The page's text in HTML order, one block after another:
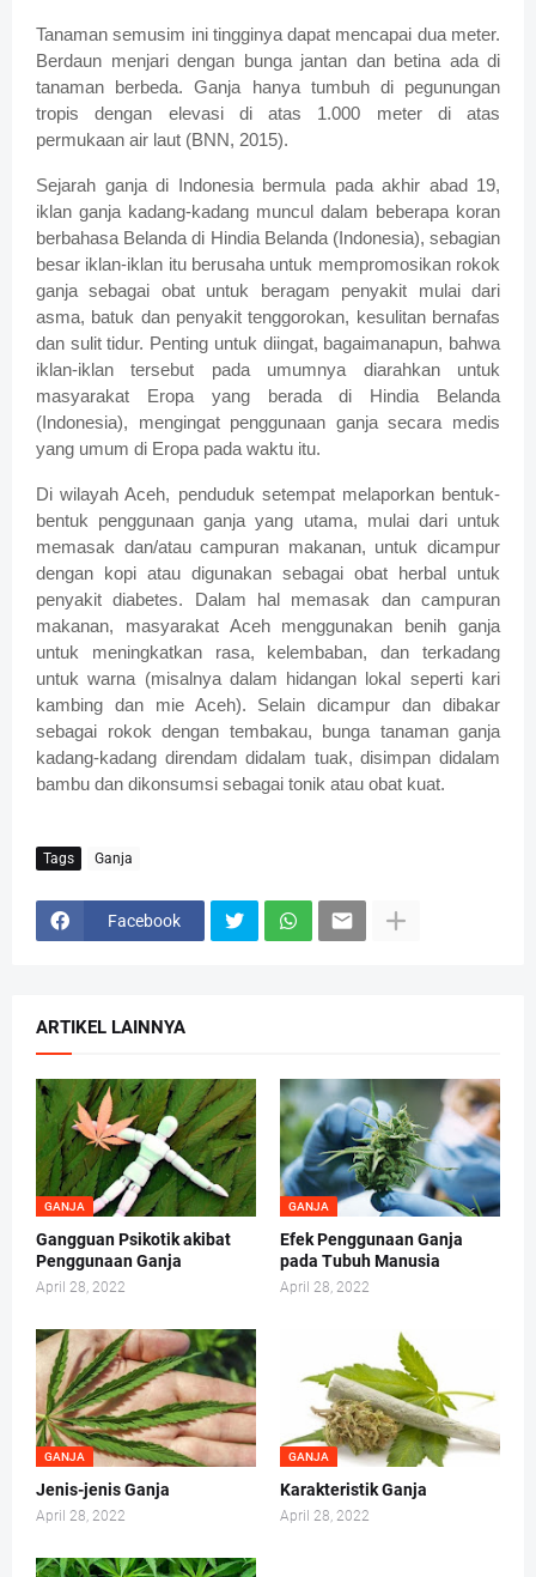
Tanaman semusim ini tingginya dapat mencapai dua meter.
Berdaun menjari dengan bunga jantan dan betina ada di
tanaman berbeda. Ganja hanya tumbuh di pegunungan
tropis dengan elevasi di atas 1.000 meter di atas
permukaan air laut (BNN, 2015).
Sejarah ganja di Indonesia bermula pada akhir abad 19,
iklan ganja kadang-kadang muncul dalam beberapa koran
berbahasa Belanda di Hindia Belanda (Indonesia), sebagian
besar iklan-iklan itu berusaha untuk mempromosikan rokok
ganja sebagai obat untuk beragam penyakit mulai dari
asma, batuk dan penyakit tenggorokan, kesulitan bernafas
dan sulit tidur. Penting untuk diingat, bagaimanapun, bahwa
iklan-iklan tersebut pada umumnya diarahkan untuk
masyarakat Eropa yang berada di Hindia Belanda
(Indonesia), mengingat penggunaan ganja secara medis
yang umum di Eropa pada waktu itu.
Di wilayah Aceh, penduduk setempat melaporkan bentuk-
bentuk penggunaan ganja yang utama, mulai dari untuk
memasak dan/atau campuran makanan, untuk dicampur
dengan kopi atau digunakan sebagai obat herbal untuk
penyakit diabetes. Dalam hal memasak dan campuran
makanan, masyarakat Aceh menggunakan benih ganja
untuk meningkatkan rasa, kelembaban, dan terkadang
untuk warna (misalnya dalam hidangan lokal seperti kari
kambing dan mie Aceh). Selain dicampur dan dibakar
sebagai rokok dengan tembakau, bunga tanaman ganja
kadang-kadang direndam didalam tuak, disimpan didalam
bambu dan dikonsumsi sebagai tonik atau obat kuat.
Tags Ganja
Facebook
ARTIKEL LAINNYA
GANJA
Gangguan Psikotik akibat
Penggunaan Ganja
April 28, 2022
GANJA
Efek Penggunaan Ganja
pada Tubuh Manusia
April 28, 2022
GANJA
Jenis-jenis Ganja
April 28, 2022
GANJA
Karakteristik Ganja
April 28, 2022